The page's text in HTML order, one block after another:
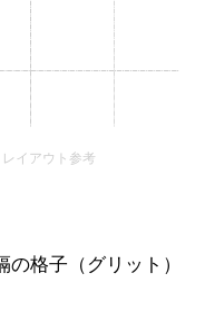
イアウト参考
格子（グリット）